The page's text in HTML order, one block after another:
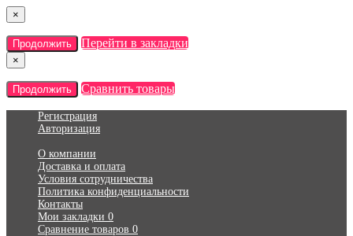
×
Продолжить Перейти в закладки
×
Продолжить Сравнить товары
Регистрация
Авторизация
О компании
Доставка и оплата
Условия сотрудничества
Политика конфиденциальности
Контакты
Мои закладки 0
Сравнение товаров 0